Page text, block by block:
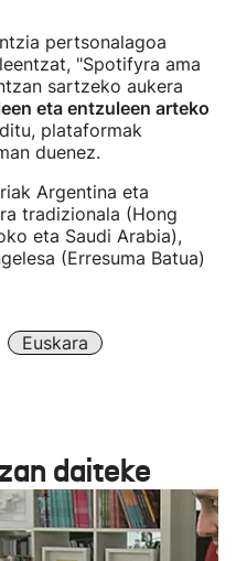
pertsonalagoa
"Spotifyra ama
sartzeko aukera
eta entzuleen arteko
plataformak
duenez.
Argentina eta
tradizionala (Hong
eta Saudi Arabia),
(Erresuma Batua)
Euskara
daiteke